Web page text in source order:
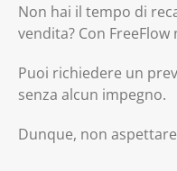
Non hai il tempo di
vendita? Con
Puoi richiedere un
senza alcun impegno.
Dunque, non